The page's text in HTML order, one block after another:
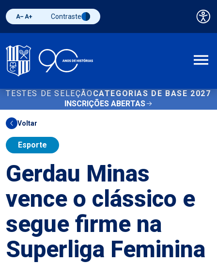
Diminuir fonte
Aumentar fonteAlternar contraste
Contraste
TESTES DE SELEÇÃO CATEGORIAS DE BASE 2027
INSCRIÇÕES ABERTAS
Voltar
Esporte
Gerdau Minas
vence o clássico e
segue firme na
Superliga Feminina